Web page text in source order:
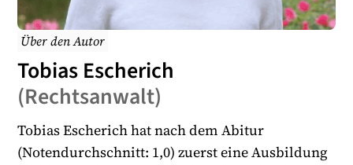
Über den Autor
Tobias Escherich
(Rechtsanwalt)
Tobias Escherich hat nach dem Abitur
(Notendurchschnitt: 1,0) zuerst eine Ausbildung